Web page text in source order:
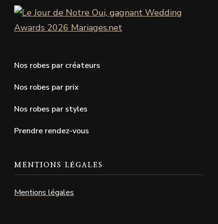
Nos robes par créateurs
Nos robes par prix
Nos robes par styles
Prendre rendez-vous
MENTIONS LÉGALES
Mentions légales